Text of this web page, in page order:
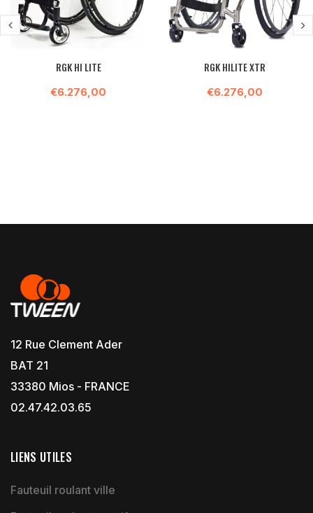
RGK HI LITE
€6.276,00
RGK HILITE XTR
€6.276,00
12 Rue Clement Ader
BAT 21
33380 Mios - FRANCE
02.47.42.03.65
LIENS UTILES
Fauteuil roulant ville